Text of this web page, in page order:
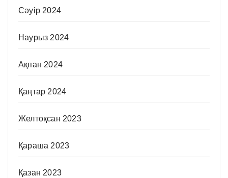
Сәуір 2024
Наурыз 2024
Ақпан 2024
Қаңтар 2024
Желтоқсан 2023
Қараша 2023
Қазан 2023